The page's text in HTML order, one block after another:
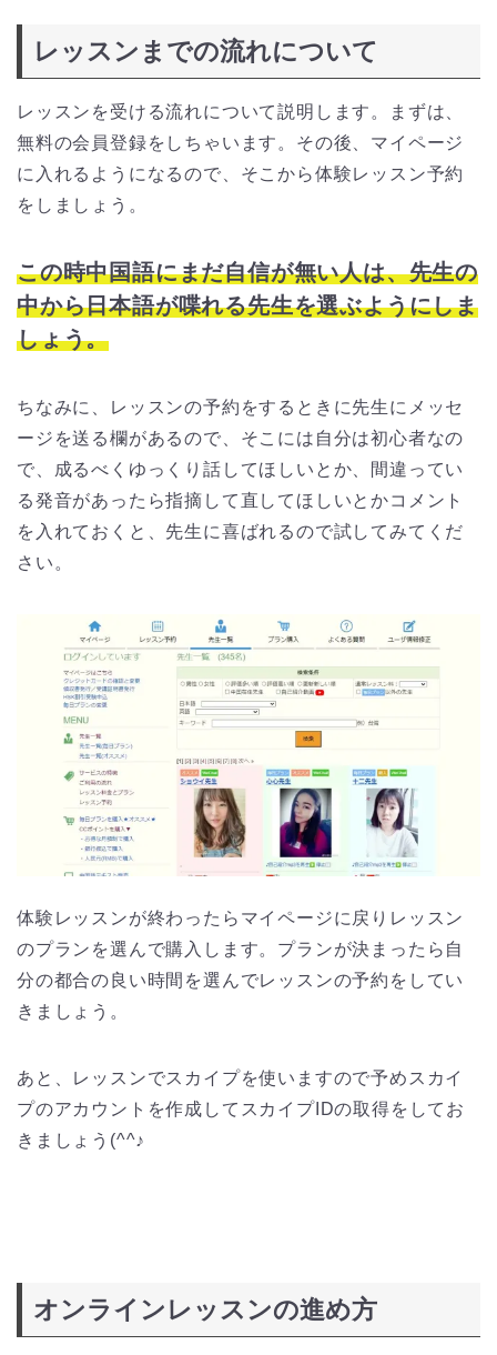
レッスンまでの流れについて
レッスンを受ける流れについて説明します。まずは、
無料の会員登録をしちゃいます。 その後、マイページ
に入れるようになるので、そこから体験レッスン予約
をしましょう。
この時中国語にまだ自信が無い人は、先生の
中から日本語が喋れる先生を選ぶようにしま
しょう。
ちなみに、レッスンの予約をするときに先生にメッセ
ージを送る欄があるので、そこには自分は初心者なの
で、成るべくゆっくり話してほしいとか、間違ってい
る発音があったら指摘して直してほしいとかコメント
を入れておくと、先生に喜ばれるので試してみてくだ
さい。
体験レッスンが終わったらマイページに戻りレッスン
のプランを選んで購入します。 プランが決まったら自
分の都合の良い時間を選んでレッスンの予約をしてい
きましょう。
あと、レッスンでスカイプを使いますので予めスカイ
プのアカウントを作成してスカイプIDの取得をしてお
きましょう(^^♪
オンラインレッスンの進め方